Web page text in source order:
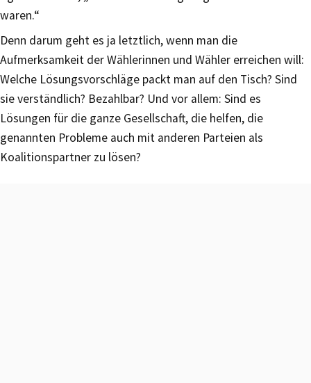
waren.“
Denn darum geht es ja letztlich, wenn man die
Aufmerksamkeit der Wählerinnen und Wähler erreichen will:
Welche Lösungsvorschläge packt man auf den Tisch? Sind
sie verständlich? Bezahlbar? Und vor allem: Sind es
Lösungen für die ganze Gesellschaft, die helfen, die
genannten Probleme auch mit anderen Parteien als
Koalitionspartner zu lösen?